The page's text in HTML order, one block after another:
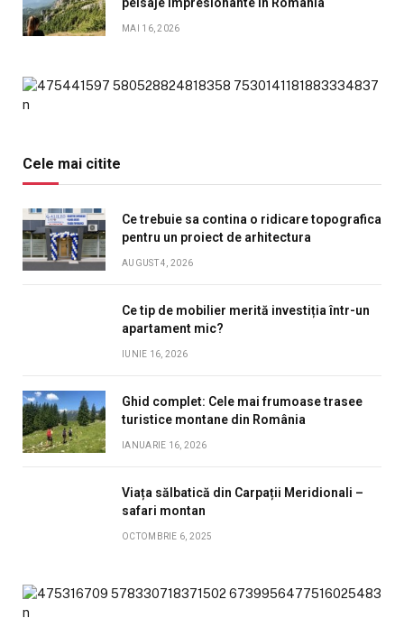
MAI 16, 2026
Cele mai citite
Ce trebuie sa contina o ridicare topografica
pentru un proiect de arhitectura
AUGUST 4, 2026
Ce tip de mobilier merită investiția într-un
apartament mic?
IUNIE 16, 2026
Ghid complet: Cele mai frumoase trasee
turistice montane din România
IANUARIE 16, 2026
Viața sălbatică din Carpații Meridionali –
safari montan
OCTOMBRIE 6, 2025